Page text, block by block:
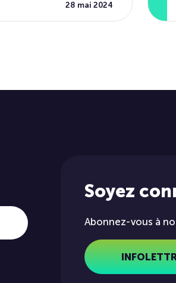
28 mai 2024
Soyez
Abonnez-vous à